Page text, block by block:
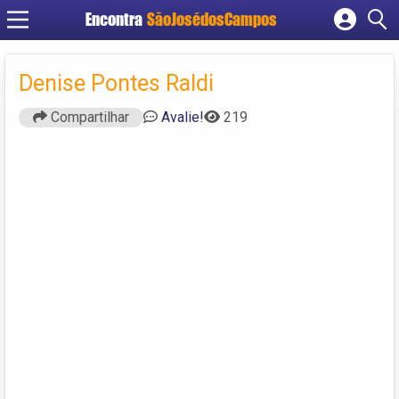
Encontra SãoJosédosCampos
Cadastrar empresa
Criar conta
Denise Pontes Raldi
Compartilhar Avalie! 219